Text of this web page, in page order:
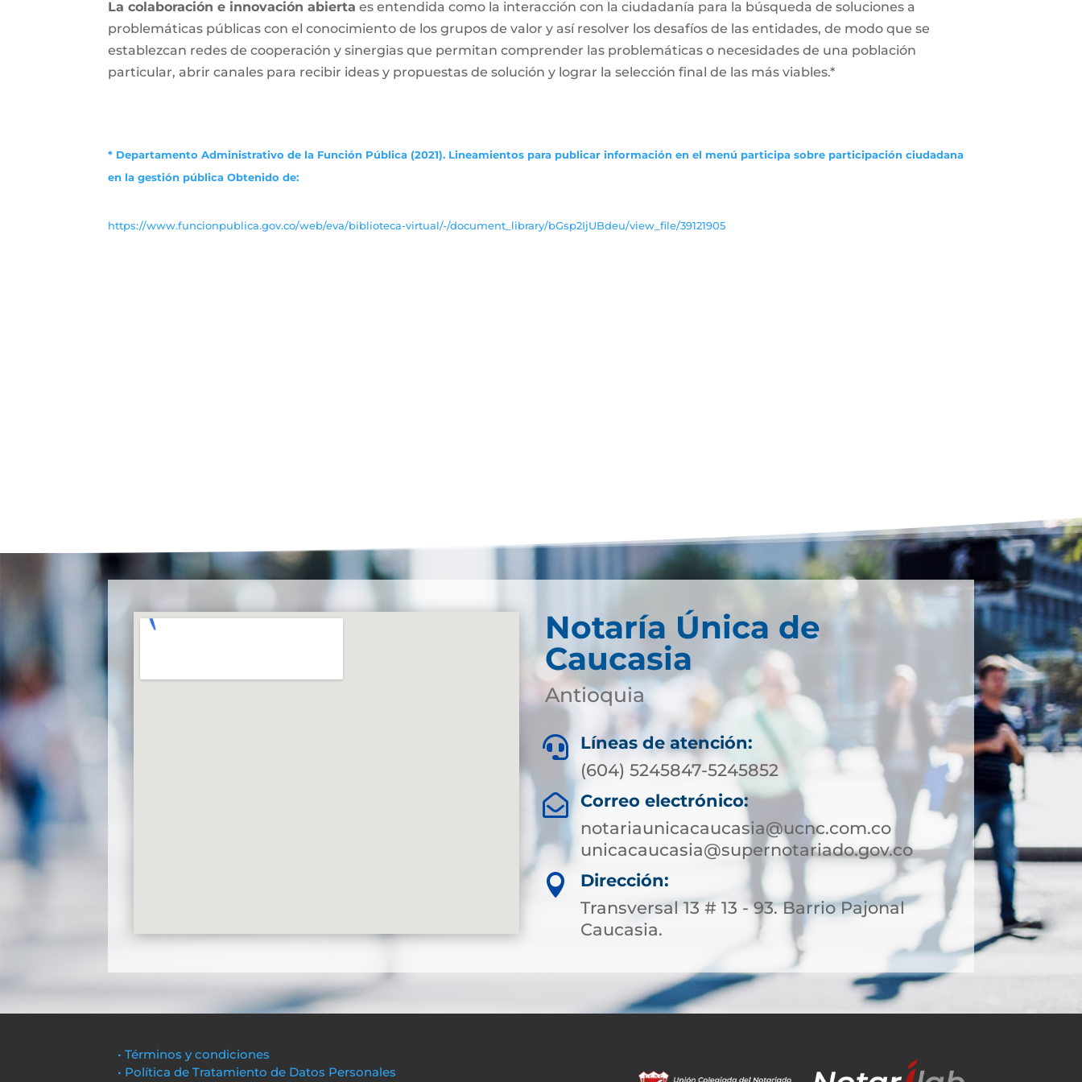
La colaboración e innovación abierta es entendida como la interacción con la ciudadanía para la búsqueda de soluciones a
problemáticas públicas con el conocimiento de los grupos de valor y así resolver los desafíos de las entidades, de modo que se
establezcan redes de cooperación y sinergias que permitan comprender las problemáticas o necesidades de una población
particular, abrir canales para recibir ideas y propuestas de solución y lograr la selección final de las más viables.*
* Departamento Administrativo de la Función Pública (2021). Lineamientos para publicar información en el menú participa sobre participación ciudadana
en la gestión públicaObtenido de:
https://www.funcionpublica.gov.co/web/eva/biblioteca-virtual/-/document_library/bGsp2IjUBdeu/view_file/39121905
Notaría Única de
Caucasia
Antioquia

Líneas de atención:
(604) 5245847-5245852

Correo electrónico:
notariaunicacaucasia@ucnc.com.co
unicacaucasia@supernotariado.gov.co

Dirección:
Transversal 13 # 13 - 93. Barrio Pajonal
Caucasia.
• Términos y condiciones
• Política de Tratamiento de Datos Personales